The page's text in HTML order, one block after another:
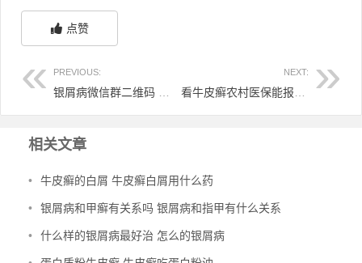
点赞
PREVIOUS: NEXT:
相关文章
• 牛皮癣的白屑 牛皮癣白屑用什么药
• 银屑病和甲癣有关系吗 银屑病和指甲有什么关系
• 什么样的银屑病最好治 怎么的银屑病